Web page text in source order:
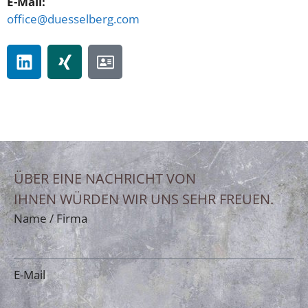
office@duesselberg.com
ÜBER EINE NACHRICHT VON
IHNEN WÜRDEN WIR UNS SEHR FREUEN.
Name / Firma
E-Mail